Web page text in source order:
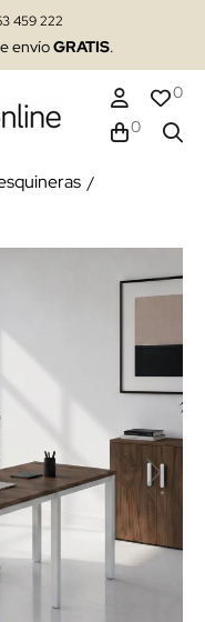
459 222
envíoGRATIS.
0
0